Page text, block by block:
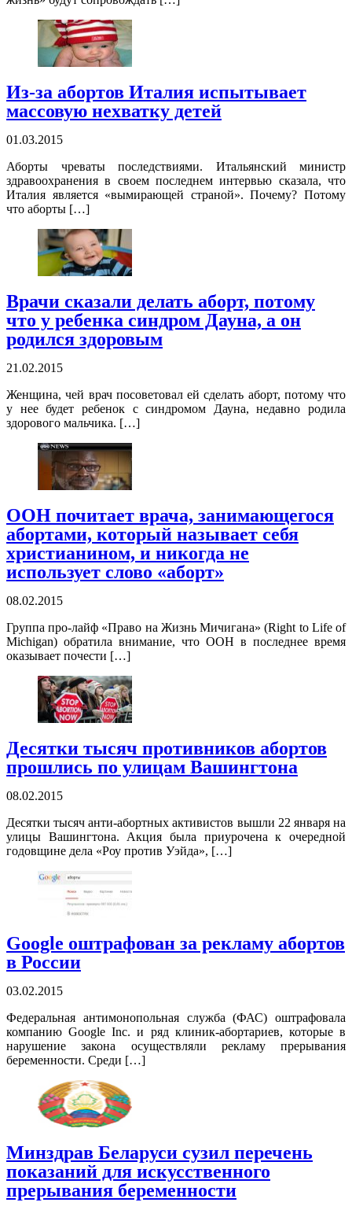
Из-за абортов Италия испытывает
массовую нехватку детей
01.03.2015
Аборты чреваты последствиями. Итальянский министр
здравоохранения в своем последнем интервью сказала, что
Италия является «вымирающей страной». Почему? Потому
что аборты […]
Врачи сказали делать аборт, потому
что у ребенка синдром Дауна, а он
родился здоровым
21.02.2015
Женщина, чей врач посоветовал ей сделать аборт, потому что
у нее будет ребенок с синдромом Дауна, недавно родила
здорового мальчика. […]
ООН почитает врача, занимающегося
абортами, который называет себя
христианином, и никогда не
использует слово «аборт»
08.02.2015
Группа про-лайф «Право на Жизнь Мичигана» (Right to Life of
Michigan) обратила внимание, что ООН в последнее время
оказывает почести […]
Десятки тысяч противников абортов
прошлись по улицам Вашингтона
08.02.2015
Десятки тысяч анти-абортных активистов вышли 22 января на
улицы Вашингтона. Акция была приурочена к очередной
годовщине дела «Роу против Уэйда», […]
Google оштрафован за рекламу абортов
в России
03.02.2015
Федеральная антимонопольная служба (ФАС) оштрафовала
компанию Google Inc. и ряд клиник-абортариев, которые в
нарушение закона осуществляли рекламу прерывания
беременности. Среди […]
Минздрав Беларуси сузил перечень
показаний для искусственного
прерывания беременности